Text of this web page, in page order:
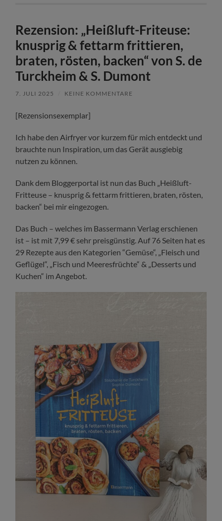
Rezension: „Heißluft-Friteuse:
knusprig & fettarm frittieren,
braten, rösten, backen“ von S. de
Turckheim & S. Dumont
7. JULI 2025 KEINE KOMMENTARE
[Rezensionsexemplar]
Ich habe den Airfryer vor kurzem für mich entdeckt und
brauchte nun Inspiration, um das Gerät ausgiebig
nutzen zu können.
Dank dem Bloggerportal ist nun das Buch „Heißluft-
Fritteuse – knusprig & fettarm frittieren, braten, rösten,
backen“ bei mir eingezogen.
Das Buch – welches im Bassermann Verlag erschienen
ist – ist mit 7,99 € sehr preisgünstig. Auf 76 Seiten hat es
29 Rezepte aus den Kategorien “Gemüse“, „Fleisch und
Geflügel“, „Fisch und Meeresfrüchte“ & „Desserts und
Kuchen“ im Angebot.